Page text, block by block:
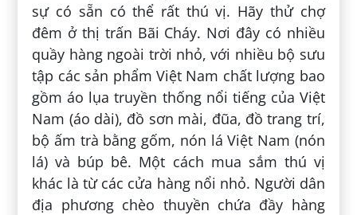
sự có sẵn có thể rất thú vị. Hãy thử chợ
đêm ở thị trấn Bãi Cháy. Nơi đây có nhiều
quầy hàng ngoài trời nhỏ, với nhiều bộ sưu
tập các sản phẩm Việt Nam chất lượng bao
gồm áo lụa truyền thống nổi tiếng của Việt
Nam (áo dài), đồ sơn mài, đũa, đồ trang trí,
bộ ấm trà bằng gốm, nón lá Việt Nam (nón
lá) và búp bê. Một cách mua sắm thú vị
khác là từ các cửa hàng nổi nhỏ. Người dân
địa phương chèo thuyền chứa đầy hàng